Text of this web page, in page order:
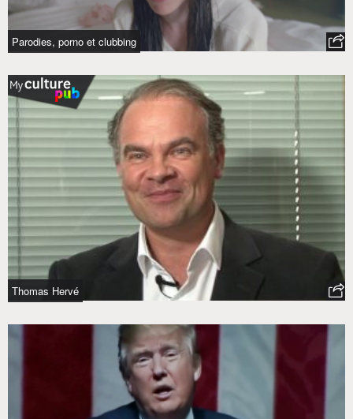
Parodies, porno et clubbing
Thomas Hervé